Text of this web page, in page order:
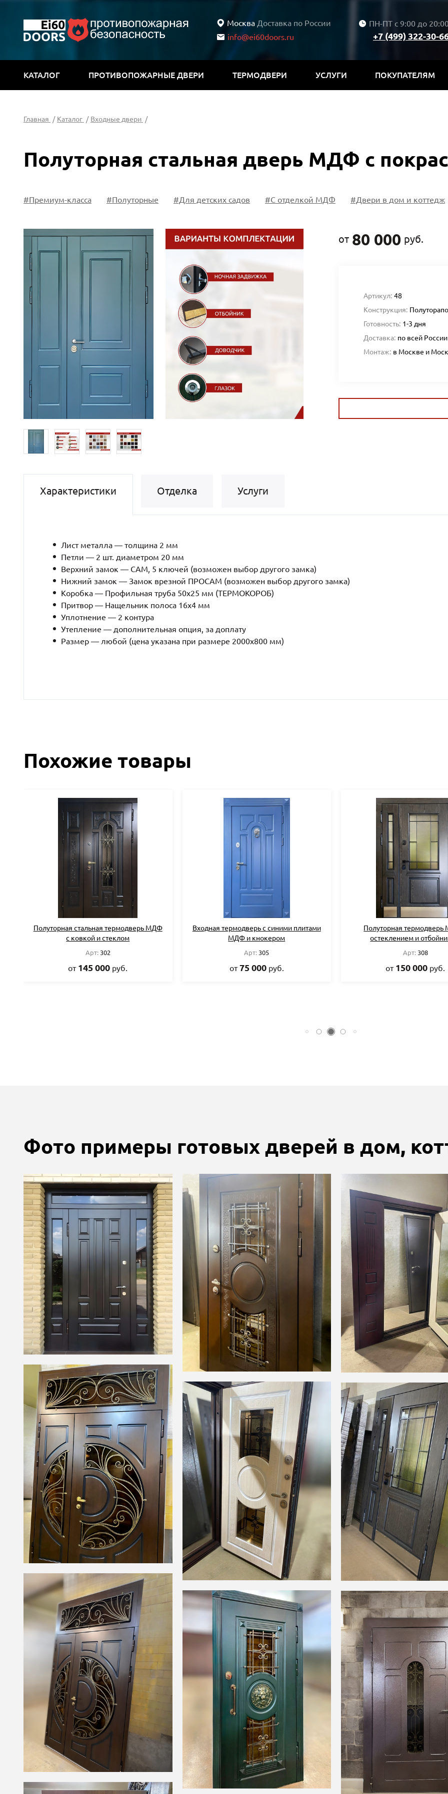
МоскваДоставка по России
info@ei60doors.ru
ПН-ПТ с 9:00 до
+7 (499) 322-30-
КАТАЛОГ ПРОТИВОПОЖАРНЫЕ ДВЕРИ ТЕРМОДВЕРИ УСЛУГИ ПОКУПАТЕЛЯМ
Главная / Каталог / Входные двери /
Полуторная стальная дверь МДФ с
#Премиум-класса #Полуторные #Для детских садов #С отделкой МДФ #Двери в дом и коттедж
от 80 000 руб.
Артикул: 48
Конструкция:
Готовность: 1-3 дня
Доставка: по всей России
Монтаж: в Москве и
Характеристики Отделка Услуги
Лист металла — толщина 2 мм
Петли — 2 шт. диаметром 20 мм
Верхний замок — САМ, 5 ключей (возможен выбор другого замка)
Нижний замок — Замок врезной ПРОСАМ (возможен выбор другого замка)
Коробка — Профильная труба 50х25 мм (ТЕРМОКОРОБ)
Притвор — Нащельник полоса 16х4 мм
Уплотнение — 2 контура
Утепление — дополнительная опция, за доплату
Размер — любой (цена указана при размере 2000x800 мм)
Похожие товары
Полуторная стальная термодверь МДФ
с ковкой и стеклом
Арт:302
от 145 000 руб.
Входная термодверь с синими плитами
МДФ и кнокером
Арт: 305
от75 000 руб.
Полуторная
остеклением и
Арт:308
от 150 000 руб.
Фото примеры готовых дверей в дом,